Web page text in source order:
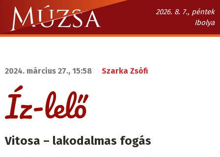
Ugrás
tartalomra
2026. 8. 7., péntek
Ibolya
Múzsa.sk
navigáció
2024. március 27., 15:58 Szarka Zsófi
Vitosa – lakodalmas fogás